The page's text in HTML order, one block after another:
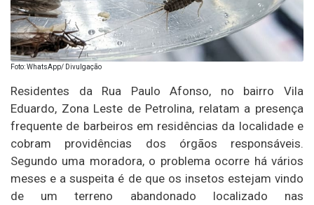
Foto: WhatsApp/ Divulgação
Residentes da Rua Paulo Afonso, no bairro Vila
Eduardo, Zona Leste de Petrolina, relatam a presença
frequente de barbeiros em residências da localidade e
cobram providências dos órgãos responsáveis.
Segundo uma moradora, o problema ocorre há vários
meses e a suspeita é de que os insetos estejam vindo
de um terreno abandonado localizado nas